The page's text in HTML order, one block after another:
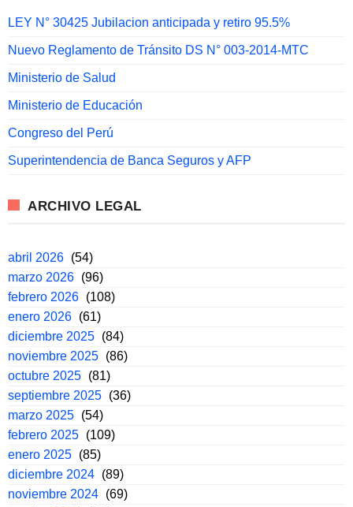
LEY N° 30425 Jubilacion anticipada y retiro 95.5%
Nuevo Reglamento de Tránsito DS N° 003-2014-MTC
Ministerio de Salud
Ministerio de Educación
Congreso del Perú
Superintendencia de Banca Seguros y AFP
ARCHIVO LEGAL
abril 2026 (54)
marzo 2026 (96)
febrero 2026 (108)
enero 2026 (61)
diciembre 2025 (84)
noviembre 2025 (86)
octubre 2025 (81)
septiembre 2025 (36)
marzo 2025 (54)
febrero 2025 (109)
enero 2025 (85)
diciembre 2024 (89)
noviembre 2024 (69)